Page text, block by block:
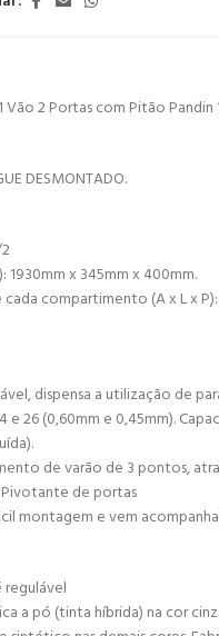
2 Portas com Pitão Pandin
DESMONTADO.
1930mm x 345mm x 400mm.
compartimento (A x L x
dispensa a utilização de
e 26 (0,60mm e 0,45mm).
de varão de 3 pontos,
de portas
montagem e vem
a pó (tinta híbrida) na cor